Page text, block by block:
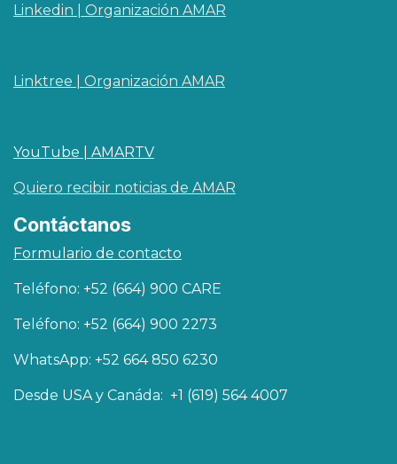
Linkedin | O​rganización AMAR
Linktree | Organización AMAR
YouTube | AMARTV
Quiero recibir noticias de AMAR
Contáctanos
Formulario de contacto
Teléfono: +52 (664) 900 CARE
Teléfono: +52 (664) 900 2273
WhatsApp: +52 664 850 6230
Desde USA y Canáda: +1 (619) 564 4007